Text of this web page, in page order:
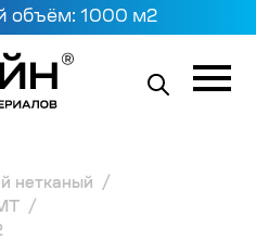
нетканый
объём: 1000 м2